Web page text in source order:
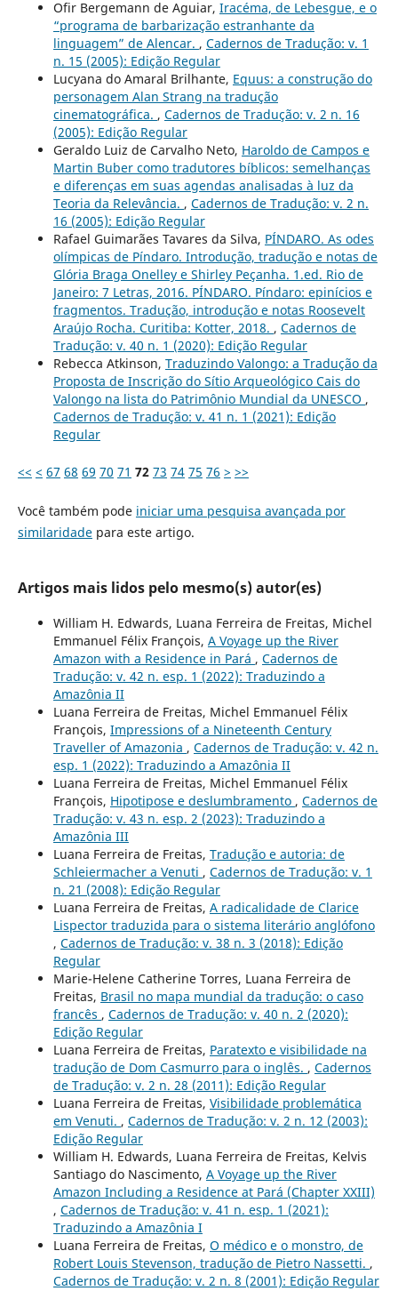
Ofir Bergemann de Aguiar, Iracéma, de Lebesgue, e o
“programa de barbarização estranhante da
linguagem” de Alencar. , Cadernos de Tradução: v. 1
n. 15 (2005): Edição Regular
Lucyana do Amaral Brilhante, Equus: a construção do
personagem Alan Strang na tradução
cinematográfica. , Cadernos de Tradução: v. 2 n. 16
(2005): Edição Regular
Geraldo Luiz de Carvalho Neto, Haroldo de Campos e
Martin Buber como tradutores bíblicos: semelhanças
e diferenças em suas agendas analisadas à luz da
Teoria da Relevância. , Cadernos de Tradução: v. 2 n.
16 (2005): Edição Regular
Rafael Guimarães Tavares da Silva, PÍNDARO. As odes
olímpicas de Píndaro. Introdução, tradução e notas de
Glória Braga Onelley e Shirley Peçanha. 1.ed. Rio de
Janeiro: 7 Letras, 2016. PÍNDARO. Píndaro: epinícios e
fragmentos. Tradução, introdução e notas Roosevelt
Araújo Rocha. Curitiba: Kotter, 2018. , Cadernos de
Tradução: v. 40 n. 1 (2020): Edição Regular
Rebecca Atkinson, Traduzindo Valongo: a Tradução da
Proposta de Inscrição do Sítio Arqueológico Cais do
Valongo na lista do Patrimônio Mundial da UNESCO ,
Cadernos de Tradução: v. 41 n. 1 (2021): Edição
Regular
<< < 67 68 69 70 71 72 73 74 75 76 > >>
Você também pode iniciar uma pesquisa avançada por
similaridadepara este artigo.
Artigos mais lidos pelo mesmo(s) autor(es)
William H. Edwards, Luana Ferreira de Freitas, Michel
Emmanuel Félix François, A Voyage up the River
Amazon with a Residence in Pará , Cadernos de
Tradução: v. 42 n. esp. 1 (2022): Traduzindo a
Amazônia II
Luana Ferreira de Freitas, Michel Emmanuel Félix
François, Impressions of a Nineteenth Century
Traveller of Amazonia , Cadernos de Tradução: v. 42 n.
esp. 1 (2022): Traduzindo a Amazônia II
Luana Ferreira de Freitas, Michel Emmanuel Félix
François, Hipotipose e deslumbramento , Cadernos de
Tradução: v. 43 n. esp. 2 (2023): Traduzindo a
Amazônia III
Luana Ferreira de Freitas, Tradução e autoria: de
Schleiermacher a Venuti , Cadernos de Tradução: v. 1
n. 21 (2008): Edição Regular
Luana Ferreira de Freitas, A radicalidade de Clarice
Lispector traduzida para o sistema literário anglófono
, Cadernos de Tradução: v. 38 n. 3 (2018): Edição
Regular
Marie-Helene Catherine Torres, Luana Ferreira de
Freitas, Brasil no mapa mundial da tradução: o caso
francês , Cadernos de Tradução: v. 40 n. 2 (2020):
Edição Regular
Luana Ferreira de Freitas, Paratexto e visibilidade na
tradução de Dom Casmurro para o inglês. , Cadernos
de Tradução: v. 2 n. 28 (2011): Edição Regular
Luana Ferreira de Freitas, Visibilidade problemática
em Venuti. , Cadernos de Tradução: v. 2 n. 12 (2003):
Edição Regular
William H. Edwards, Luana Ferreira de Freitas, Kelvis
Santiago do Nascimento, A Voyage up the River
Amazon Including a Residence at Pará (Chapter XXIII)
, Cadernos de Tradução: v. 41 n. esp. 1 (2021):
Traduzindo a Amazônia I
Luana Ferreira de Freitas, O médico e o monstro, de
Robert Louis Stevenson, tradução de Pietro Nassetti. ,
Cadernos de Tradução: v. 2 n. 8 (2001): Edição Regular